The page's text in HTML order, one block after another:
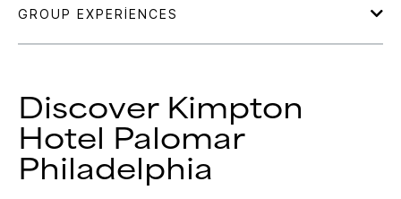
Discover Kimpton
Hotel Palomar
Philadelphia